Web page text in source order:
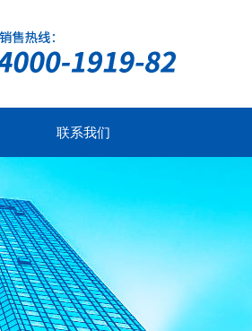
联系我们